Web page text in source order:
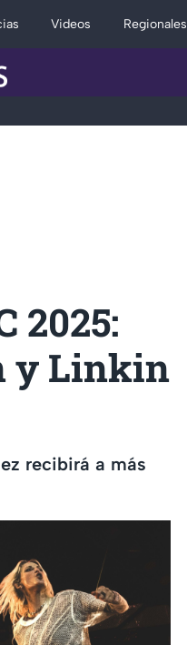
Videos Regionales
2025:
y Linkin
recibirá a más